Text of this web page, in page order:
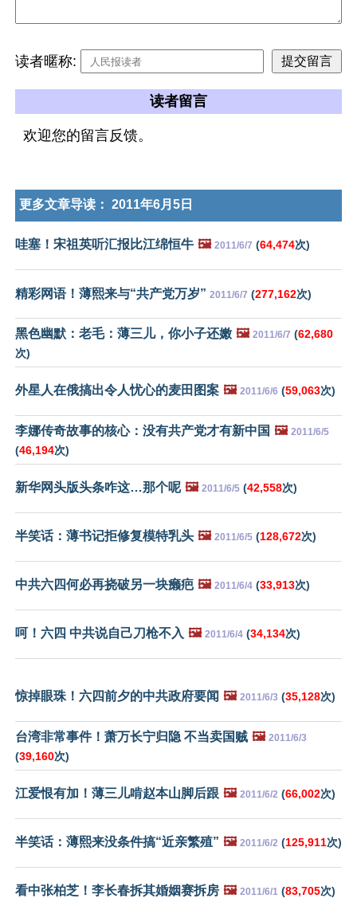
读者暱称:
读者留言
欢迎您的留言反馈。
更多文章导读： 2011年6月5日
哇塞！宋祖英听汇报比江绵恒牛 🖼️ 2011/6/7 (64,474次)
精彩网语！薄熙来与“共产党万岁” 2011/6/7 (277,162次)
黑色幽默：老毛：薄三儿，你小子还嫩 🖼️ 2011/6/7 (62,680
次)
外星人在俄搞出令人忧心的麦田图案 🖼️ 2011/6/6 (59,063次)
李娜传奇故事的核心：没有共产党才有新中国 🖼️ 2011/6/5
(46,194次)
新华网头版头条咋这…那个呢 🖼️ 2011/6/5 (42,558次)
半笑话：薄书记拒修复模特乳头 🖼️ 2011/6/5 (128,672次)
中共六四何必再挠破另一块癞疤 🖼️ 2011/6/4 (33,913次)
呵！六四 中共说自己刀枪不入 🖼️ 2011/6/4 (34,134次)
惊掉眼珠！六四前夕的中共政府要闻 🖼️ 2011/6/3 (35,128次)
台湾非常事件！萧万长宁归隐 不当卖国贼 🖼️ 2011/6/3
(39,160次)
江爱恨有加！薄三儿啃赵本山脚后跟 🖼️ 2011/6/2 (66,002次)
半笑话：薄熙来没条件搞“近亲繁殖” 🖼️ 2011/6/2 (125,911次)
看中张柏芝！李长春拆其婚姻赛拆房 🖼️ 2011/6/1 (83,705次)